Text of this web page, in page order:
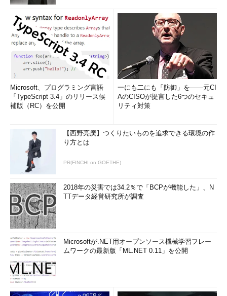
*** 一部省略されたコンテンツがあります。 PC版でご覧くださ
い。
あて先アドレスが「172.16.240.241」、あて先ポートがftp／
httpであるパケットのあて先アドレスを、「192.168.0.10」に書
き換えます。前回のファイアウォールでは、インターネットから
イントラネットへの通信は、すべて拒否されていましたが、今回
はイントラネットにサーバを置いて ＊3 、一部のサービスのみア
のサービスは、ファイアウォールのアドレスに向けたパケット
を、サーバのアドレスにNATすることによって実現しています。
ビスを行うサーバを、イントラネッ
トに置いてはいけません。なぜなら
ば、万が一サーバが乗っ取られたと
きに、同じネットワークのホストが
攻撃される可能性があるからです。
今回は、設定を簡単にするため、こ
のような構成にしました
また、前回も説明したとおり、ftpは制御用とデータ用のコネ
クションに分かれています。データ用のコネクションは、「サー
Microsoft、プログラミング言語
「TypeScript 3.4」のリリース候
補版（RC）を公開
一にも二にも「防御」を――元CI
AのCISOが提言した6つのセキュ
リティ対策
【西野亮廣】つくりたいものを追求できる環境の作
り方とは
PR(FINCHI on GOETHE)
2018年の災害では34.2％で「BCPが機能した」、N
TTデータ経営研究所が調査
Microsoftが.NET用オープンソース機械学習フレー
ムワークの最新版「ML.NET 0.11」を公開